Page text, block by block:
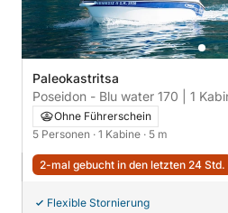
Paleokastritsa
Poseidon - Blu water 170 | 1
Ohne Führerschein
5 Personen · 1 Kabine · 5 m
2-mal gebucht in den letzten 24 Std.
Flexible Stornierung